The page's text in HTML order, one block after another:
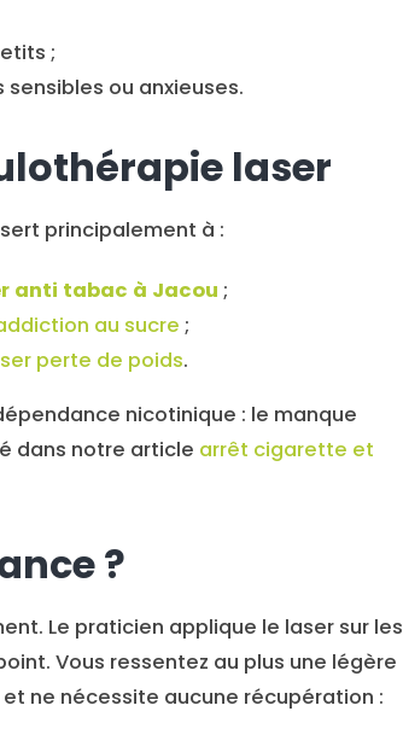
;
ou anxieuses.
laser
principalement à :
anti tabac à Jacou ;
au sucre ;
perte de poids.
nicotinique : le manque
dans notre article arrêt cigarette et
?
Le praticien applique le laser sur les
Vous ressentez au plus une légère
ne nécessite aucune récupération :